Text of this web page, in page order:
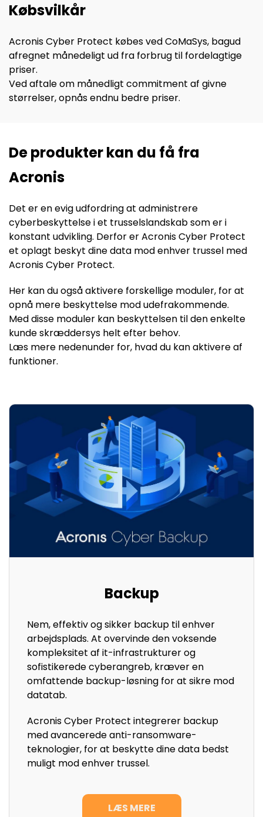
Købsvilkår
Acronis Cyber Protect købes ved CoMaSys, bagud
afregnet månedeligt ud fra forbrug til fordelagtige
priser.
Ved aftale om månedligt commitment af givne
størrelser, opnås endnu bedre priser.
De produkter kan du få fra
Acronis
Det er en evig udfordring at administrere
cyberbeskyttelse i et trusselslandskab som er i
konstant udvikling. Derfor er Acronis Cyber Protect
et oplagt beskyt dine data mod enhver trussel med
Acronis Cyber Protect.
Her kan du også aktivere forskellige moduler, for at
opnå mere beskyttelse mod udefrakommende.
Med disse moduler kan beskyttelsen til den enkelte
kunde skræddersys helt efter behov.
Læs mere nedenunder for, hvad du kan aktivere af
funktioner.
Backup
Nem, effektiv og sikker backup til enhver
arbejdsplads. At overvinde den voksende
kompleksitet af it-infrastrukturer og
sofistikerede cyberangreb, kræver en
omfattende backup-løsning for at sikre mod
datatab.
Acronis Cyber Protect integrerer backup
med avancerede anti-ransomware-
teknologier, for at beskytte dine data bedst
muligt mod enhver trussel.
LÆS MERE